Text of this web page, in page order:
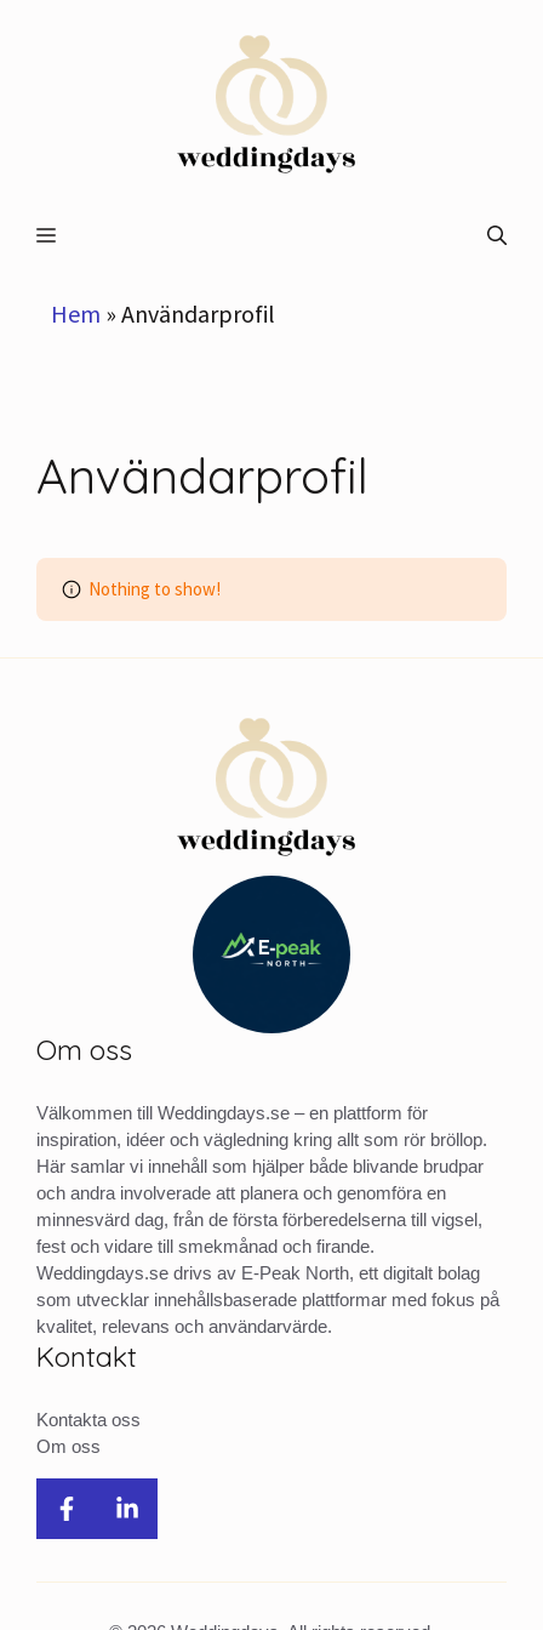
Meny
Hem » Användarprofil
Användarprofil
Nothing to show!
Om oss
Välkommen till Weddingdays.se – en plattform för
inspiration, idéer och vägledning kring allt som rör bröllop.
Här samlar vi innehåll som hjälper både blivande brudpar
och andra involverade att planera och genomföra en
minnesvärd dag, från de första förberedelserna till vigsel,
fest och vidare till smekmånad och firande.
Weddingdays.se drivs av E-Peak North, ett digitalt bolag
som utvecklar innehållsbaserade plattformar med fokus på
kvalitet, relevans och användarvärde.
Kontakt
Kontakta oss
Om oss